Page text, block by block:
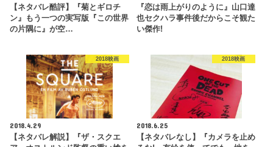
【ネタバレ酷評】『菊とギロチ
ン』もう一つの実写版『この世界
の片隅に』が空…
『恋は雨上がりのように』山口達
也セクハラ事件後だからこそ観た
い傑作!
2018映画
2018.4.29
【ネタバレ解説】『ザ・スクエ
2018映画
2018.6.25
【ネタバレなし】『カメラを止め